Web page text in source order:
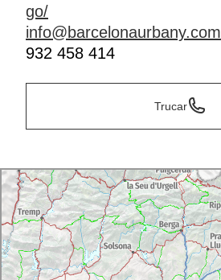
go/
info@barcelonaurbany.com
932 458 414
Trucar